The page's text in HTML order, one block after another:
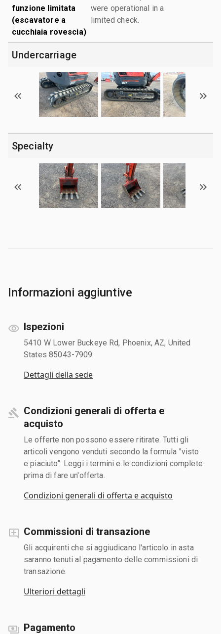
funzione limitata
(escavatore a
cucchiaia rovescia)
were operational in a
limited check.
Undercarriage
Specialty
Informazioni aggiuntive
Ispezioni
5410 W Lower Buckeye Rd, Phoenix, AZ, United
States 85043-7909
Dettagli della sede
Condizioni generali di offerta e
acquisto
Le offerte non possono essere ritirate. Tutti gli
articoli vengono venduti secondo la formula "visto
e piaciuto". Leggi i termini e le condizioni complete
prima di fare un'offerta.
Condizioni generali di offerta e acquisto
Commissioni di transazione
Gli acquirenti che si aggiudicano l'articolo in asta
saranno tenuti al pagamento delle commissioni di
transazione.
Ulteriori dettagli
Pagamento